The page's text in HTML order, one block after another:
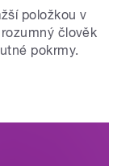
položkou v
člověk
pokrmy.